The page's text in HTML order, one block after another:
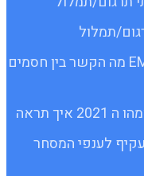
– לבעלי עסקים ובעולם העבודה EMDR מה הקשר בין חסמים
תראה
עקיף לענפי המסחר